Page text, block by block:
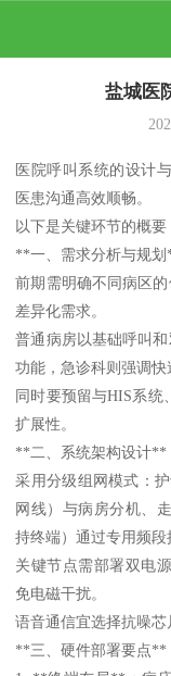
盐城医
医院呼叫系统的设计
医患沟通高效顺畅。
以下是关键环节的概要
**一、需求分析与规
前期需明确不同病区
差异化需求。
普通病房以基础呼叫
功能，急诊科则强调快
同时要预留与HIS系统
扩展性。
**二、系统架构设计**
采用分级组网模式：
网线）与病房分机、
持终端）通过专用频段
关键节点需部署双电
免电磁干扰。
语音通信宜选择抗噪芯
**三、硬件部署要点**